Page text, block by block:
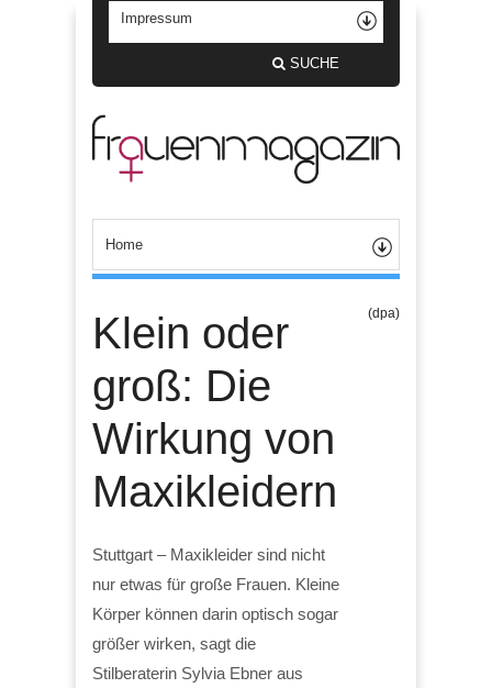
SUCHE
Klein oder
groß: Die
Wirkung von
Maxikleidern
(dpa)
Stuttgart – Maxikleider sind nicht
nur etwas für große Frauen. Kleine
Körper können darin optisch sogar
größer wirken, sagt die
Stilberaterin Sylvia Ebner aus